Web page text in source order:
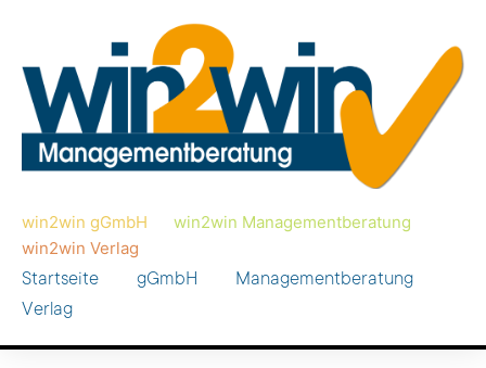
win2win gGmbH
win2win Managementberatung
win2win Verlag
Startseite gGmbH
Managementberatung
Verlag